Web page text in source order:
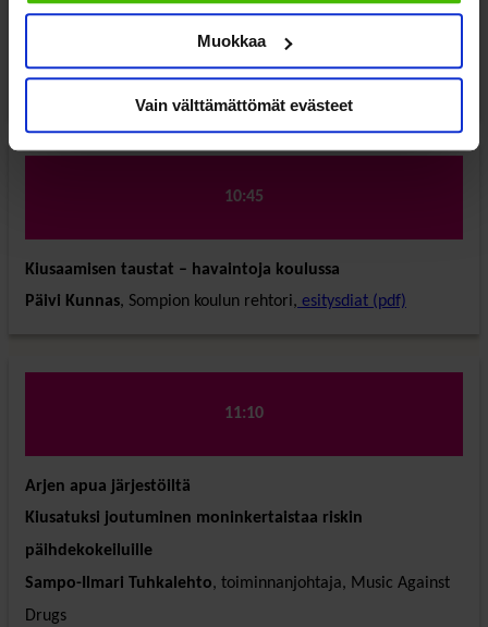
Muokkaa
Vain välttämättömät evästeet
10:40
Tauko
10:45
Kiusaamisen taustat – havaintoja koulussa
Päivi Kunnas, Sompion koulun rehtori, esitysdiat (pdf)
11:10
Arjen apua järjestöiltä
Kiusatuksi joutuminen moninkertaistaa riskin
päihdekokeiluille
Sampo-Ilmari Tuhkalehto, toiminnanjohtaja, Music Against
Drugs